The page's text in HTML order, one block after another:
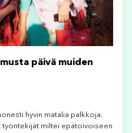
päivä muiden
hyvin matalia palkkoja.
työntekijät miltei epätoivoiseen